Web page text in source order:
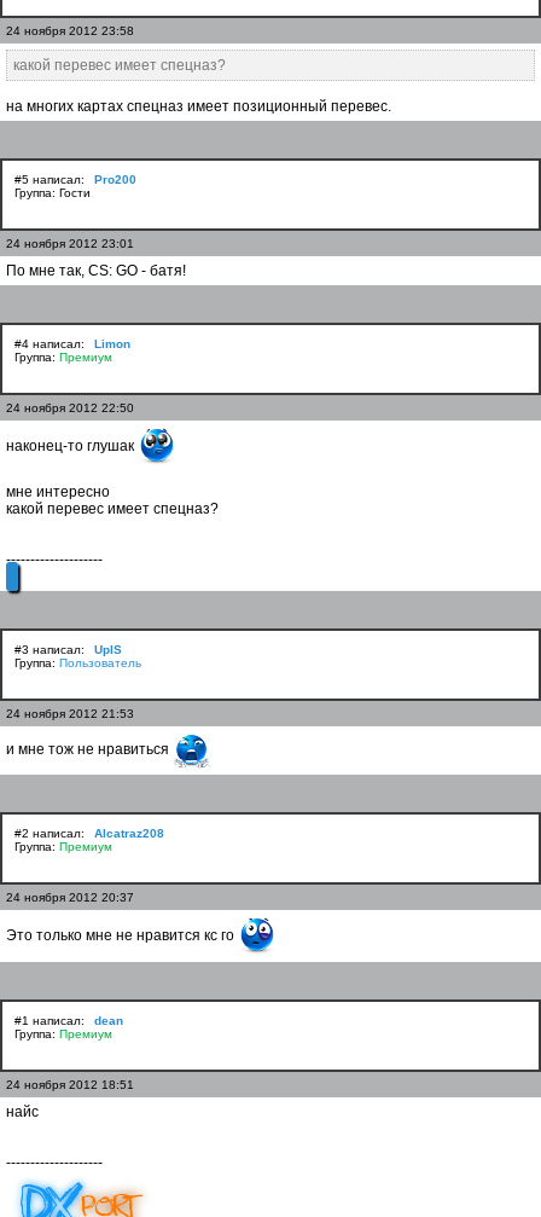
24 ноября 2012 23:58
какой перевес имеет спецназ?
на многих картах спецназ имеет позиционный перевес.
#5 написал:
Pro200
Группа: Гости
24 ноября 2012 23:01
По мне так, CS: GO - батя!
#4 написал:
Limon
Группа: Премиум
24 ноября 2012 22:50
наконец-то глушак
мне интересно
какой перевес имеет спецназ?
--------------------
#3 написал:
UplS
Группа: Пользователь
24 ноября 2012 21:53
и мне тож не нравиться
#2 написал:
Alcatraz208
Группа: Премиум
24 ноября 2012 20:37
Это только мне не нравится кс го
#1 написал:
dean
Группа: Премиум
24 ноября 2012 18:51
найс
--------------------